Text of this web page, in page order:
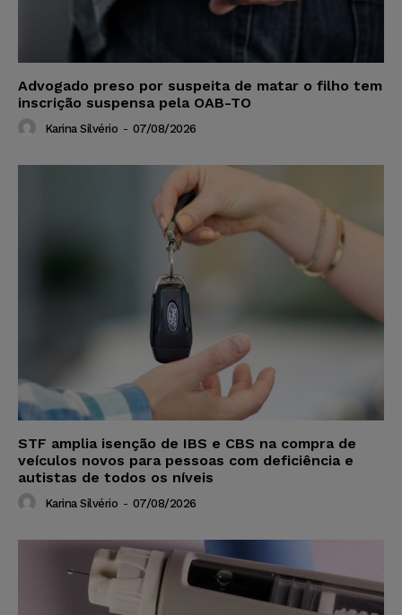
Advogado preso por suspeita de matar o filho tem
inscrição suspensa pela OAB-TO
Karina Silvério - 07/08/2026
STF amplia isenção de IBS e CBS na compra de
veículos novos para pessoas com deficiência e
autistas de todos os níveis
Karina Silvério - 07/08/2026